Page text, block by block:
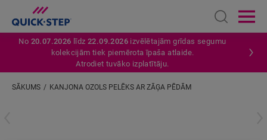
Open
No 20.07.2026 līdz22.09.2026 izvēlētajām grīdas segumu
kolekcijām tiek piemērota īpaša atlaide.
Atrodiet tuvāko izplatītāju.
SĀKUMS KANJONA OZOLS PELĒKS AR ZĀĢA PĒDĀM